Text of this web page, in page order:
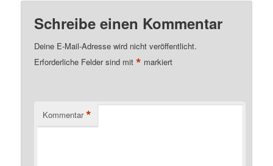
Schreibe einen Kommentar
Deine E-Mail-Adresse wird nicht veröffentlicht.
Erforderliche Felder sind mit* markiert
Kommentar *